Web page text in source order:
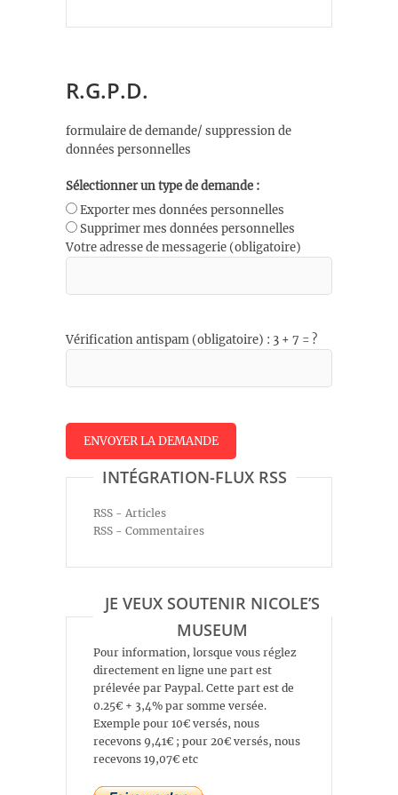
R.G.P.D.
formulaire de demande/ suppression de
données personnelles
Sélectionner un type de demande :
Exporter mes données personnelles
Supprimer mes données personnelles
Votre adresse de messagerie (obligatoire)
Vérification antispam (obligatoire) : 3 + 7 = ?
INTÉGRATION-FLUX RSS
RSS - Articles
RSS - Commentaires
JE VEUX SOUTENIR NICOLE’S
MUSEUM
Pour information, lorsque vous réglez
directement en ligne une part est
prélevée par Paypal. Cette part est de
0.25€ + 3,4% par somme versée.
Exemple pour 10€ versés, nous
recevons 9,41€ ; pour 20€ versés, nous
recevons 19,07€ etc